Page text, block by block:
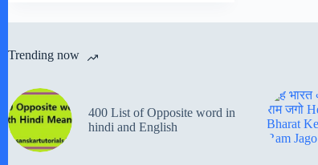
Trending now
400 List of Opposite word in
hindi and English